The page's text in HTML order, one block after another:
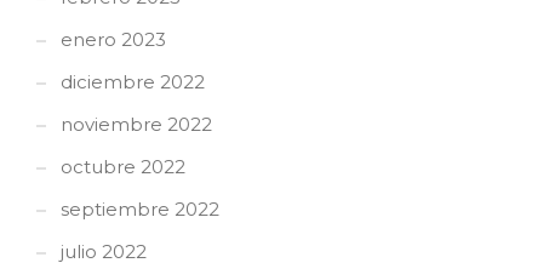
enero 2023
diciembre 2022
noviembre 2022
octubre 2022
septiembre 2022
julio 2022